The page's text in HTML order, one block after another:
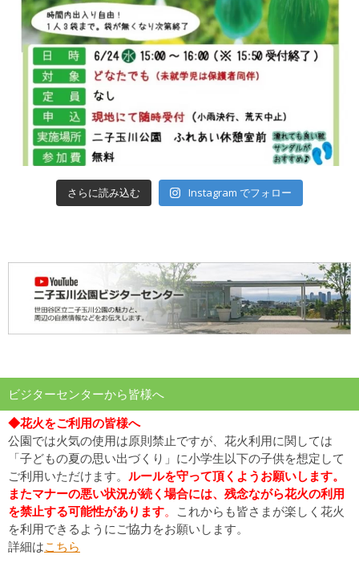
さらに読み込む Instagram でフォロー
ビジターセンターから皆様へ
◆花火をご利用の皆様へ
公園では火気の使用は原則禁止ですが、花火利用に関しては
「子どもの夏の思い出づくり」に小学生以下の子供を想定して
ご利用いただけます。 ルールを守って頂くようお願いします。
またマナーの悪い状況が続く場合には、残念ながら花火の利用
を禁止する可能性があります。 これからも皆さまが楽しく花火
を利用できるようにご協力をお願いします。
詳細はこちら